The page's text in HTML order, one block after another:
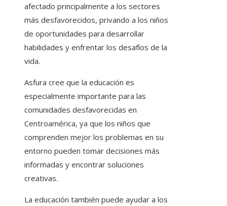
afectado principalmente a los sectores
más desfavorecidos, privando a los niños
de oportunidades para desarrollar
habilidades y enfrentar los desafíos de la
vida.
Asfura cree que la educación es
especialmente importante para las
comunidades desfavorecidas en
Centroamérica, ya que los niños que
comprenden mejor los problemas en su
entorno pueden tomar decisiones más
informadas y encontrar soluciones
creativas.
La educación también puede ayudar a los